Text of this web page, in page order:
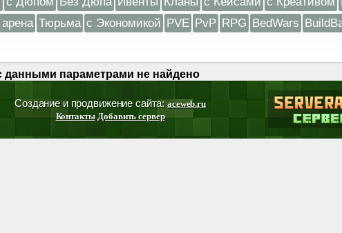
Тюрьма с Экономикой PVE PvP RPG BedWars
данными параметрами не найдено
Создание и продвижение сайта:aceweb.ru
Контакты Добавить сервер